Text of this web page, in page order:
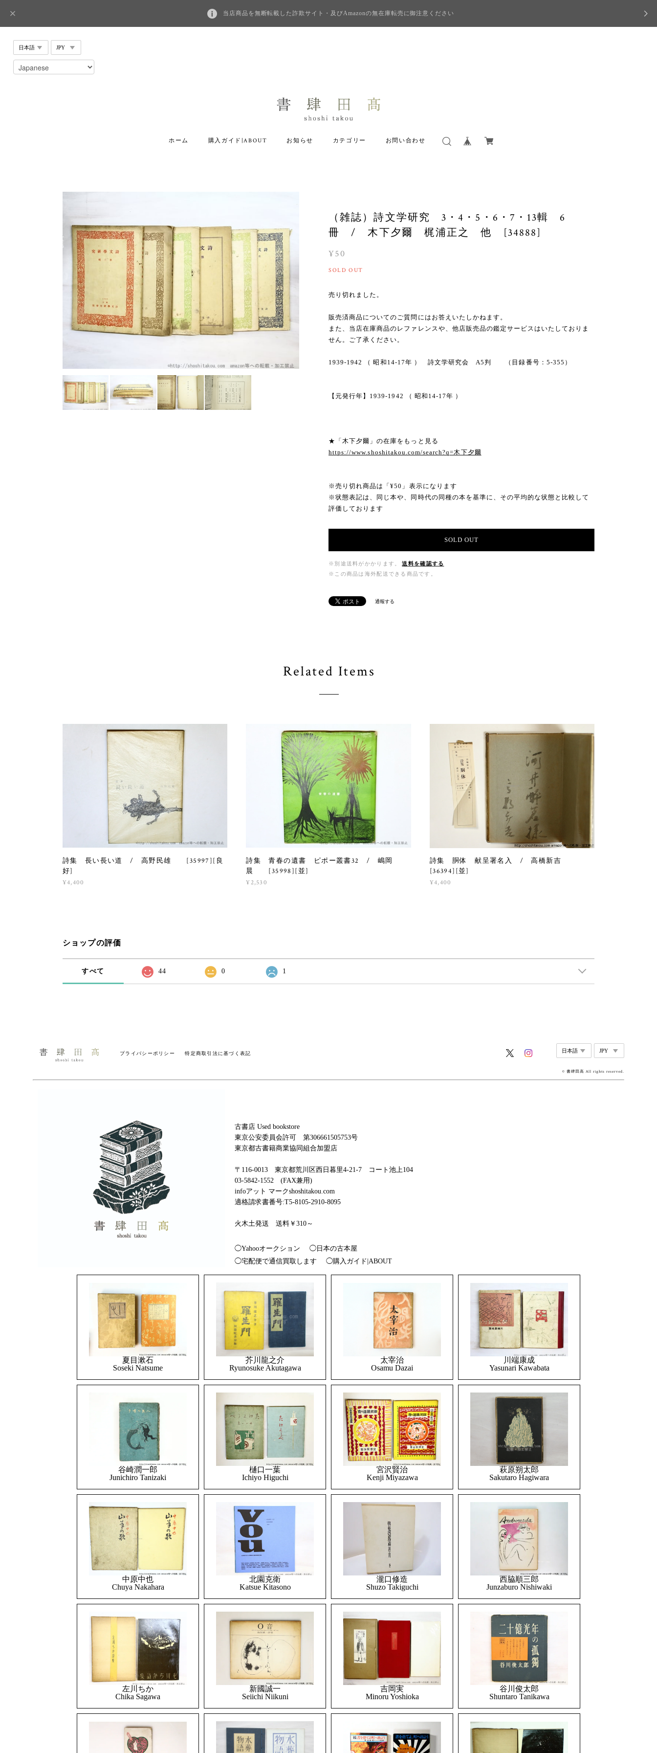
当店商品を無断転載した詐欺サイト・及びAmazonの無在庫転売に御注意ください
ホーム 購入ガイド|ABOUT お知らせ カテゴリー お問い合わせ
（雑誌）詩文学研究 3・4・5・6・7・13輯 6
冊 / 木下夕爾 梶浦正之 他 [34888]
¥50
SOLD OUT
売り切れました。
販売済商品についてのご質問にはお答えいたしかねます。
また、当店在庫商品のレファレンスや、他店販売品の鑑定サービスはいたしておりま
せん。ご了承ください。
1939-1942 （ 昭和14-17年 ） 詩文学研究会 A5判 （目録番号：5-355）
【元発行年】1939-1942 （ 昭和14-17年 ）
★「木下夕爾」の在庫をもっと見る
https://www.shoshitakou.com/search?q=木下夕爾
※売り切れ商品は「¥50」表示になります
※状態表記は、同じ本や、同時代の同種の本を基準に、その平均的な状態と比較して
評価しております
SOLD OUT
※別途送料がかかります。
送料を確認する
※この商品は海外配送できる商品です。
通報する
Related Items
詩集 長い長い道 / 高野民雄 [35997][良
好]
¥4,400
詩集 青春の遺書 ピポー叢書32 / 嶋岡
晨 [35998][並]
¥2,530
詩集 胴体 献呈署名入 / 高橋新吉
[36394][並]
¥4,400
ショップの評価
すべて 44 0 1
プライバシーポリシー 特定商取引法に基づく表記
© 書肆田高 All rights reserved.
古書店 Used bookstore
東京公安委員会許可 第306661505753号
東京都古書籍商業協同組合加盟店
〒116-0013 東京都荒川区西日暮里4-21-7 コート池上104
03-5842-1552 (FAX兼用)
infoアット マークshoshitakou.com
適格請求書番号:T5-8105-2910-8095
火木土発送 送料￥310～
◯Yahooオークション
◯日本の古本屋
◯宅配便で通信買取します
◯購入ガイド|ABOUT
夏目漱石
Soseki Natsume
芥川龍之介
Ryunosuke Akutagawa
太宰治
Osamu Dazai
川端康成
Yasunari Kawabata
谷崎潤一郎
Junichiro Tanizaki
樋口一葉
Ichiyo Higuchi
宮沢賢治
Kenji Miyazawa
萩原朔太郎
Sakutaro Hagiwara
中原中也
Chuya Nakahara
北園克衛
Katsue Kitasono
瀧口修造
Shuzo Takiguchi
西脇順三郎
Junzaburo Nishiwaki
左川ちか
Chika Sagawa
新國誠一
Seiichi Niikuni
吉岡実
Minoru Yoshioka
谷川俊太郎
Shuntaro Tanikawa